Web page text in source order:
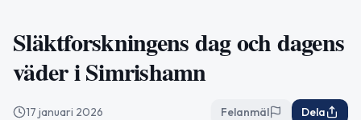
Släktforskningens dag och dagens
väder i Simrishamn
17 januari 2026 Felanmäl Dela